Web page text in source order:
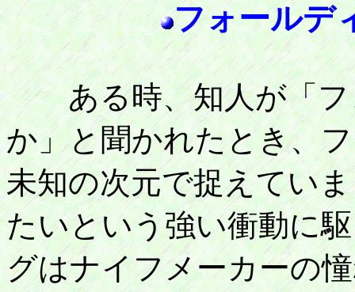
フォールデ
ある時、知人が「フ
か」と聞かれたとき、
未知の次元で捉えてい
たいという強い衝動に
グはナイフメーカーの